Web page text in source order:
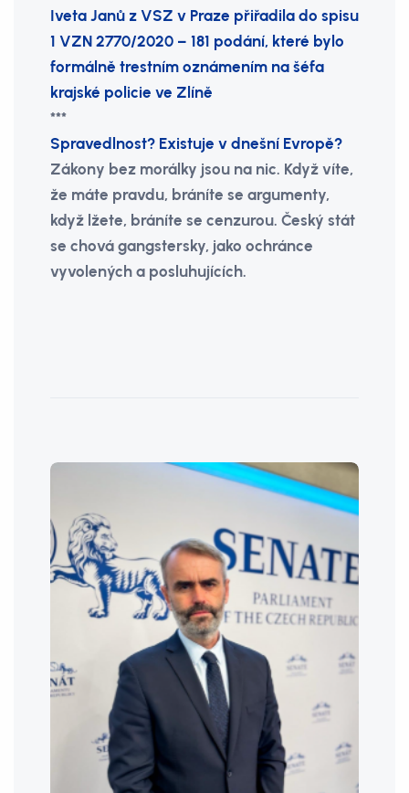
Iveta Janů z VSZ v Praze přiřadila do spisu
1 VZN 2770/2020 – 181 podání, které bylo
formálně trestním oznámením na šéfa
krajské policie ve Zlíně
***
Spravedlnost? Existuje v dnešní Evropě?
Zákony bez morálky jsou na nic. Když víte,
že máte pravdu, bráníte se argumenty,
když lžete, bráníte se cenzurou. Český stát
se chová gangstersky, jako ochránce
vyvolených a posluhujících.